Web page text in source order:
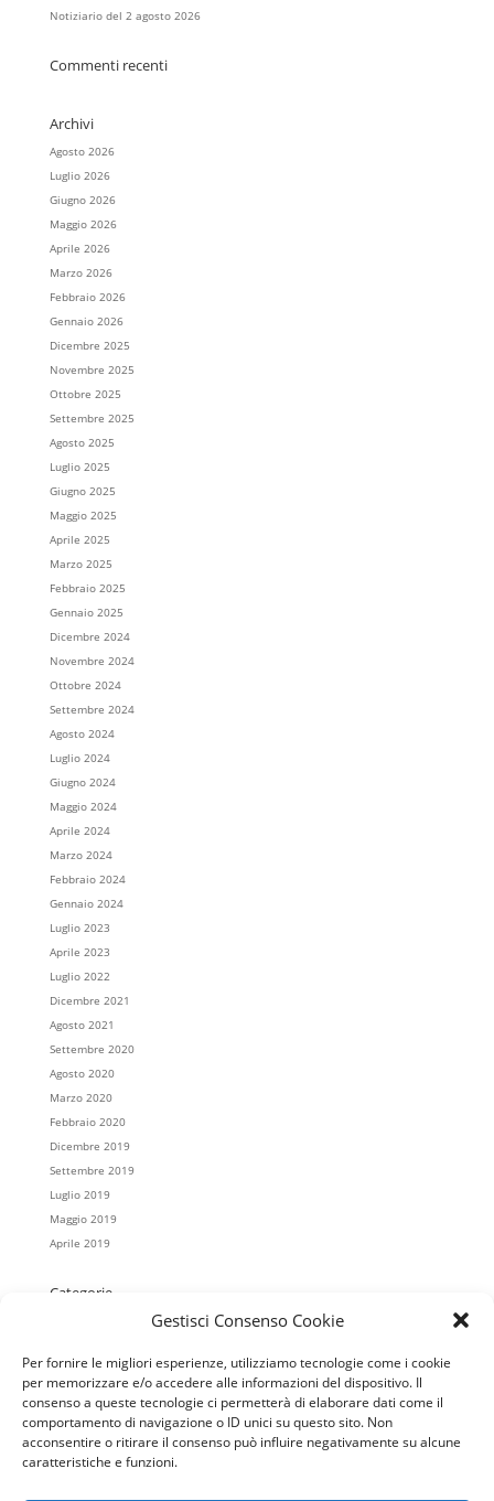
Gestisci Consenso Cookie
Per fornire le migliori esperienze, utilizziamo tecnologie come i cookie
per memorizzare e/o accedere alle informazioni del dispositivo. Il
consenso a queste tecnologie ci permetterà di elaborare dati come il
comportamento di navigazione o ID unici su questo sito. Non
acconsentire o ritirare il consenso può influire negativamente su alcune
caratteristiche e funzioni.
Notiziario del 2 agosto 2026
Commenti recenti
Archivi
Agosto 2026
Luglio 2026
Giugno 2026
Maggio 2026
Aprile 2026
Marzo 2026
Febbraio 2026
Gennaio 2026
Dicembre 2025
Novembre 2025
Ottobre 2025
Settembre 2025
Agosto 2025
Luglio 2025
Giugno 2025
Maggio 2025
Aprile 2025
Marzo 2025
Febbraio 2025
Gennaio 2025
Dicembre 2024
Novembre 2024
Ottobre 2024
Settembre 2024
Agosto 2024
Luglio 2024
Giugno 2024
Maggio 2024
Aprile 2024
Marzo 2024
Febbraio 2024
Gennaio 2024
Luglio 2023
Aprile 2023
Luglio 2022
Dicembre 2021
Agosto 2021
Settembre 2020
Agosto 2020
Marzo 2020
Febbraio 2020
Dicembre 2019
Settembre 2019
Luglio 2019
Maggio 2019
Aprile 2019
Categorie
Cristo Re
Mater Misericordiae
Regina Pacis
Salesiani
San Giovanni Battista